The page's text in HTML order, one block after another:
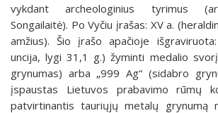
vykdant archeologinius tyrimus
Songailaitė). Po Vyčiu įrašas: XV a.
amžius). Šio įrašo apačioje
uncija, lygi 31,1 g.) žyminti medalio
grynumas) arba „999 Ag“ (sidabro
įspaustas Lietuvos prabavimo rūmų
patvirtinantis tauriųjų metalų grynumą